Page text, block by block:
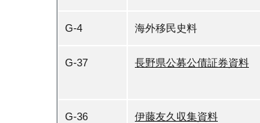
G-4 海外移民史料
G-37 長野県公募公債証券資料
G-36 伊藤友久収集資料